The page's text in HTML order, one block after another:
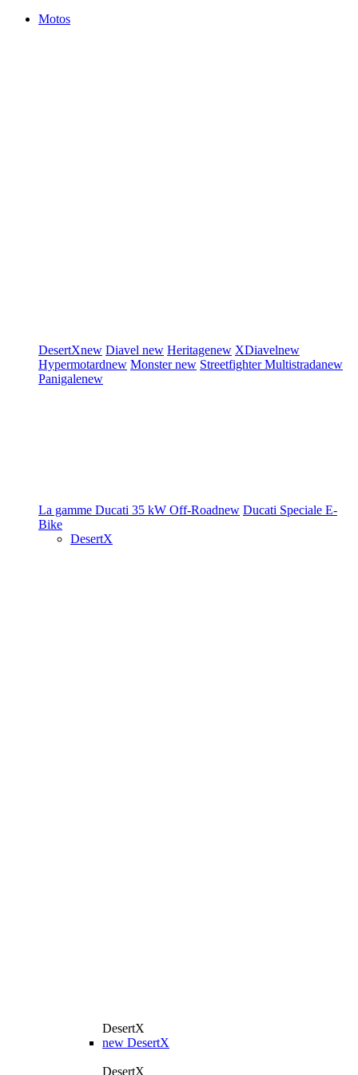
Motos
DesertXnew Diavel new Heritagenew XDiavelnew
Hypermotardnew Monsternew StreetfighterMultistradanew
Panigalenew
La gamme Ducati 35 kW Off-Roadnew Ducati Speciale E-
Bike
DesertX
DesertX
new DesertX
DesertX